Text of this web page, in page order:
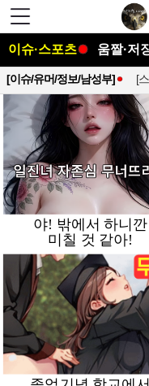
이슈·스포츠 움짤·저
[이슈/유머/정보/남성부] [